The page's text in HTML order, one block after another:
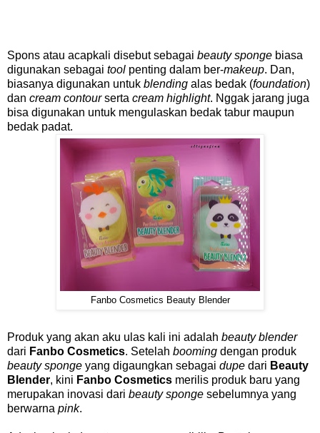
Spons atau acapkali disebut sebagai beauty sponge biasa
digunakan sebagai tool penting dalam ber-makeup. Dan,
biasanya digunakan untuk blending alas bedak (foundation)
dan cream contourserta cream highlight. Nggak jarang juga
bisa digunakan untuk mengulaskan bedak tabur maupun
bedak padat.
Fanbo Cosmetics Beauty Blender
Produk yang akan aku ulas kali ini adalah beauty blender
dari Fanbo Cosmetics. Setelah booming dengan produk
beauty sponge yang digaungkan sebagai dupe dari Beauty
Blender, kini Fanbo Cosmetics merilis produk baru yang
merupakan inovasi dari beauty sponge sebelumnya yang
berwarna pink.